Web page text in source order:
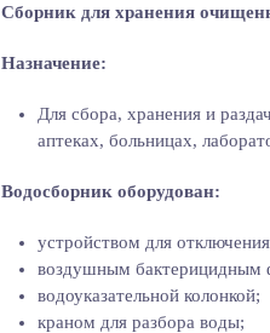
Сборник для хранения
Назначение:
Для сбора, хранения и
аптеках, больницах,
Водосборник оборудован:
устройством для
воздушным бактерицидным
водоуказательной колонкой;
краном для разбора воды;